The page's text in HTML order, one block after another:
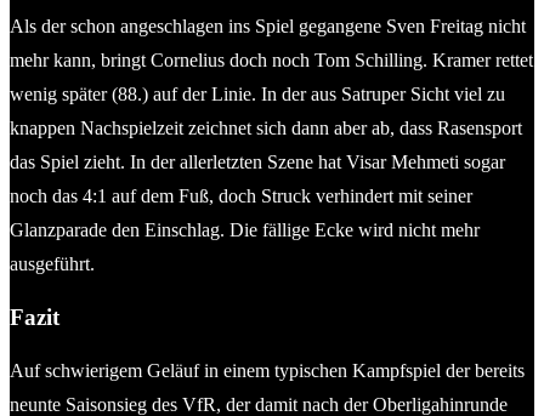
Als der schon angeschlagen ins Spiel gegangene Sven Freitag nicht
mehr kann, bringt Cornelius doch noch Tom Schilling. Kramer rettet
wenig später (88.) auf der Linie. In der aus Satruper Sicht viel zu
knappen Nachspielzeit zeichnet sich dann aber ab, dass Rasensport
das Spiel zieht. In der allerletzten Szene hat Visar Mehmeti sogar
noch das 4:1 auf dem Fuß, doch Struck verhindert mit seiner
Glanzparade den Einschlag. Die fällige Ecke wird nicht mehr
ausgeführt.
Fazit
Auf schwierigem Geläuf in einem typischen Kampfspiel der bereits
neunte Saisonsieg des VfR, der damit nach der Oberligahinrunde